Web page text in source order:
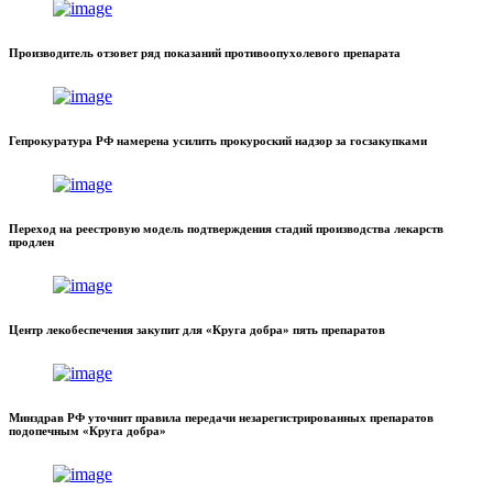
Производитель отзовет ряд показаний противоопухолевого препарата
Гепрокуратура РФ намерена усилить прокуроский надзор за госзакупками
Переход на реестровую модель подтверждения стадий производства лекарств
продлен
Центр лекобеспечения закупит для «Круга добра» пять препаратов
Минздрав РФ уточнит правила передачи незарегистрированных препаратов
подопечным «Круга добра»